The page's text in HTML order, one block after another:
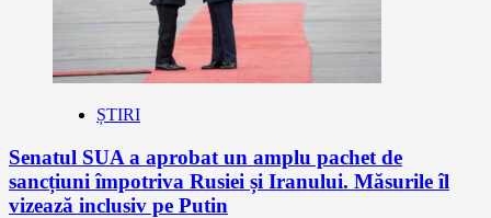
ȘTIRI
Senatul SUA a aprobat un amplu pachet de
sancțiuni împotriva Rusiei și Iranului. Măsurile îl
vizează inclusiv pe Putin